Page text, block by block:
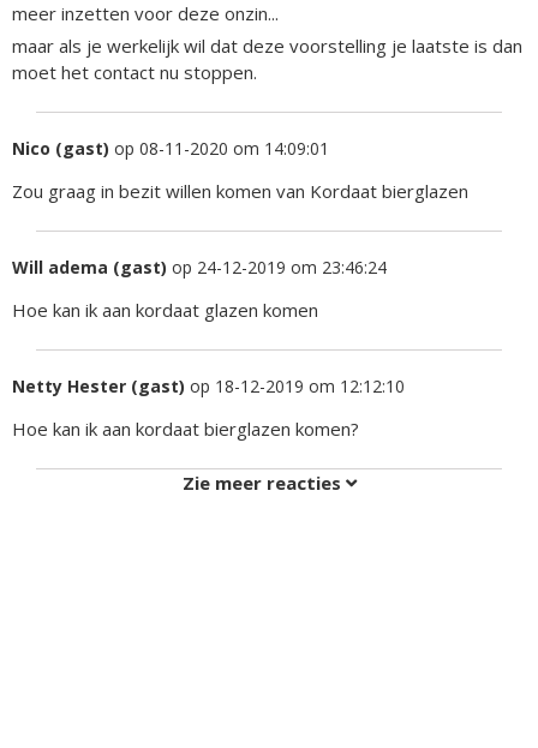
meer inzetten voor deze onzin...
maar als je werkelijk wil dat deze voorstelling je laatste is dan
moet het contact nu stoppen.
Nico (gast) op 08-11-2020 om 14:09:01
Zou graag in bezit willen komen van Kordaat bierglazen
Will adema (gast) op 24-12-2019 om 23:46:24
Hoe kan ik aan kordaat glazen komen
Netty Hester (gast) op 18-12-2019 om 12:12:10
Hoe kan ik aan kordaat bierglazen komen?
Zie meer reacties